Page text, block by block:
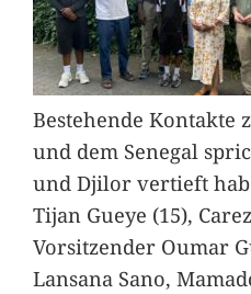
Bestehende Kontakte
und dem Senegal
und Djilor vertieft
Tijan Gueye (15),
Vorsitzender Oumar
Lansana Sano,